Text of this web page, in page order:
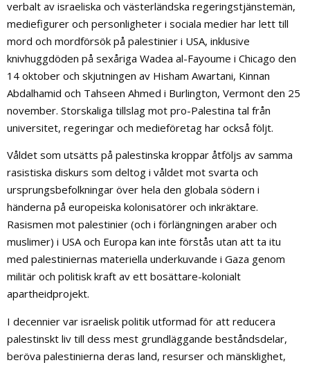
verbalt av israeliska och västerländska regeringstjänstemän,
mediefigurer och personligheter i sociala medier har lett till
mord och mordförsök på palestinier i USA, inklusive
knivhuggdöden på sexåriga Wadea al-Fayoume i Chicago den
14 oktober och skjutningen av Hisham Awartani, Kinnan
Abdalhamid och Tahseen Ahmed i Burlington, Vermont den 25
november. Storskaliga tillslag mot pro-Palestina tal från
universitet, regeringar och medieföretag har också följt.
Våldet som utsätts på palestinska kroppar åtföljs av samma
rasistiska diskurs som deltog i våldet mot svarta och
ursprungsbefolkningar över hela den globala södern i
händerna på europeiska kolonisatörer och inkräktare.
Rasismen mot palestinier (och i förlängningen araber och
muslimer) i USA och Europa kan inte förstås utan att ta itu
med palestiniernas materiella underkuvande i Gaza genom
militär och politisk kraft av ett bosättare-kolonialt
apartheidprojekt.
I decennier var israelisk politik utformad för att reducera
palestinskt liv till dess mest grundläggande beståndsdelar,
beröva palestinierna deras land, resurser och mänsklighet,